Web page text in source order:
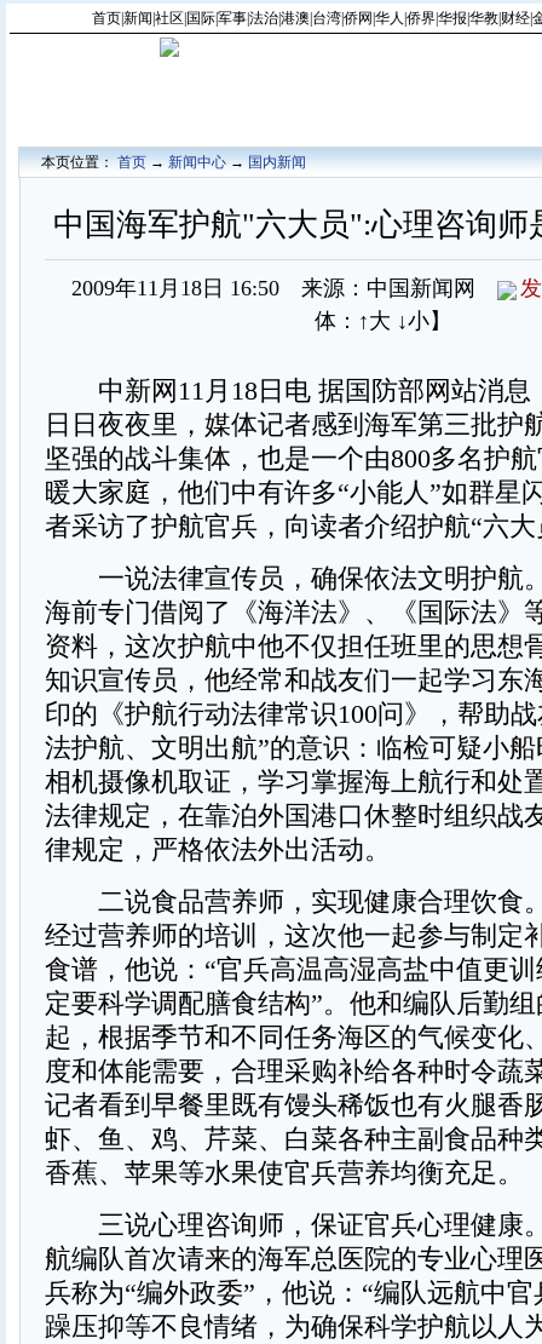
首页|新闻 社区 国际|军事|法治|港澳 台湾|侨网 华人 侨界|华报 华教| 财经|
本页位置：首页→新闻中心→国内新闻
中国海军护航"六大员":心理咨询师
2009年11月18日 16:50 来源：中国新闻网
体： ↑大 ↓小】
中新网11月18日电 据国防部网站消息
日日夜夜里，媒体记者感到海军第三批护
坚强的战斗集体，也是一个由800多名护
暖大家庭，他们中有许多“小能人”如群星
者采访了护航官兵，向读者介绍护航“六大
一说法律宣传员，确保依法文明护航
海前专门借阅了《海洋法》、《国际法》
资料，这次护航中他不仅担任班里的思想
知识宣传员，他经常和战友们一起学习东
印的《护航行动法律常识100问》，帮助
法护航、文明出航”的意识：临检可疑小
相机摄像机取证，学习掌握海上航行和处
法律规定，在靠泊外国港口休整时组织战
律规定，严格依法外出活动。
二说食品营养师，实现健康合理饮食
经过营养师的培训，这次他一起参与制定
食谱，他说：“官兵高温高湿高盐中值更
定要科学调配膳食结构”。他和编队后勤
起，根据季节和不同任务海区的气候变化
度和体能需要，合理采购补给各种时令蔬
记者看到早餐里既有馒头稀饭也有火腿香
虾、鱼、鸡、芹菜、白菜各种主副食品种
香蕉、苹果等水果使官兵营养均衡充足。
三说心理咨询师，保证官兵心理健康
航编队首次请来的海军总医院的专业心理
兵称为“编外政委”，他说：“编队远航中
躁压抑等不良情绪，为确保科学护航以人